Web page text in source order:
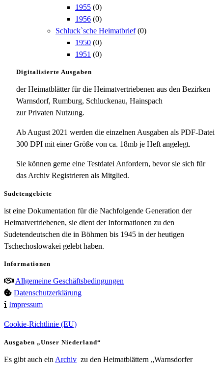
1955 (0)
1956 (0)
Schluck`sche Heimatbrief (0)
1950 (0)
1951 (0)
Digitalisierte Ausgaben
der Heimatblätter für die Heimatvertriebenen aus den Bezirken
Warnsdorf, Rumburg, Schluckenau, Hainspach
zur Privaten Nutzung.
Ab August 2021 werden die einzelnen Ausgaben als PDF-Datei
300 DPI mit einer Größe von ca. 18mb je Heft angelegt.
Sie können gerne eine Testdatei Anfordern, bevor sie sich für
das Archiv Registrieren als Mitglied.
Sudetengebiete
ist eine Dokumentation für die Nachfolgende Generation der
Heimatvertriebenen, sie dient der Informationen zu den
Sudetendeutschen die in Böhmen bis 1945 in der heutigen
Tschechoslowakei gelebt haben.
Informationen
Allgemeine Geschäftsbedingungen
Datenschutzerklärung
Impressum
Cookie-Richtlinie (EU)
Ausgaben „Unser Niederland“
Es gibt auch ein Archiv zu den Heimatblättern „Warnsdorfer